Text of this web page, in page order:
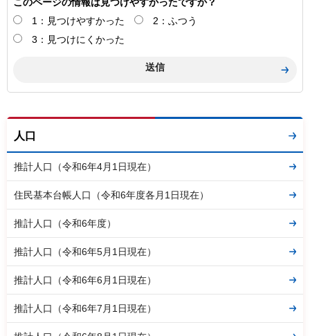
1：見つけやすかった
2：ふつう
3：見つけにくかった
人口
推計人口（令和6年4月1日現在）
住民基本台帳人口（令和6年度各月1日現在）
推計人口（令和6年度）
推計人口（令和6年5月1日現在）
推計人口（令和6年6月1日現在）
推計人口（令和6年7月1日現在）